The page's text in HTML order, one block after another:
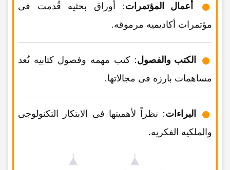
أعمال المؤتمرات: أوراق بحثیه قُدمت فی
مؤتمرات أکادیمیه مرموقه.
الکتب والفصول: کتب مهمه وفصول کتابیه تُعد
مساهمات بارزه فی مجالاتها.
البراءات: نظراً لأهمیتها فی الابتکار التکنولوجی
والملکیه الفکریه.